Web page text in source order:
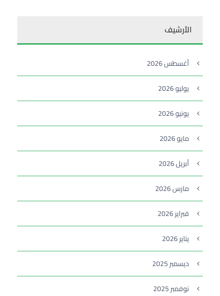
الأرشيف
أغسطس 2026
يوليو 2026
يونيو 2026
مايو 2026
أبريل 2026
مارس 2026
فبراير 2026
يناير 2026
ديسمبر 2025
نوفمبر 2025